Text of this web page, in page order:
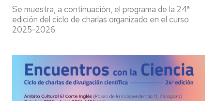
Se muestra, a continuación, el programa de la 24ª
edición del ciclo de charlas organizado en el curso
2025-2026.